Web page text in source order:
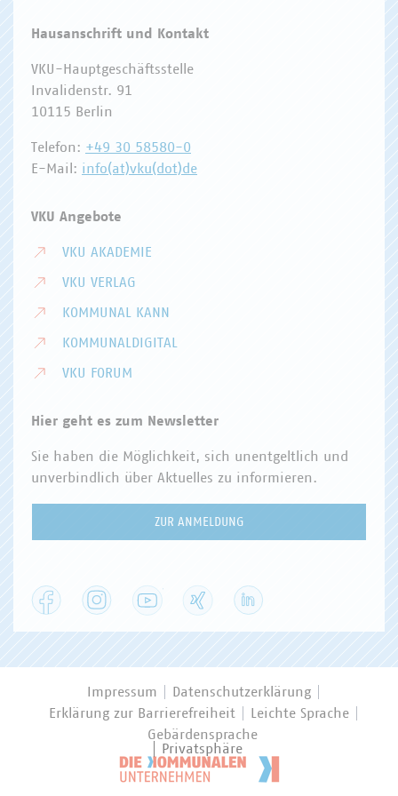
Hausanschrift und Kontakt
VKU-Hauptgeschäftsstelle
Invalidenstr. 91
10115 Berlin
Telefon: +49 30 58580-0
E-Mail: info(at)vku(dot)de
VKU Angebote
VKU AKADEMIE
VKU VERLAG
KOMMUNAL KANN
KOMMUNALDIGITAL
VKU FORUM
Hier geht es zum Newsletter
Sie haben die Möglichkeit, sich unentgeltlich und
unverbindlich über Aktuelles zu informieren.
ZUR ANMELDUNG
Facebook Instagram YouTube
Impressum
Datenschutzerklärung
Erklärung zur Barrierefreiheit
Leichte Sprache
Gebärdensprache
Privatsphäre